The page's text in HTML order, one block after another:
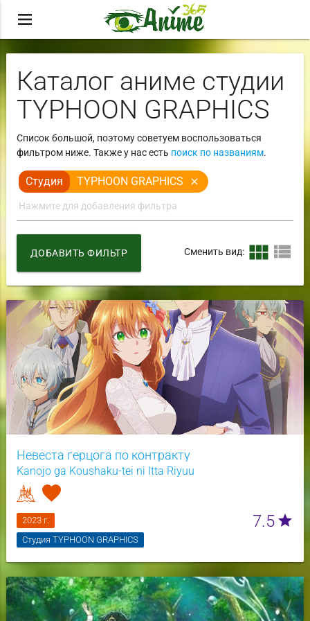
menu
Каталог аниме студии
TYPHOON GRAPHICS
Список большой, поэтому советуем воспользоваться
фильтром ниже. Также у нас есть поиск по названиям.
Студия TYPHOON GRAPHICS close
Сменить вид: view_module view_list
ДОБАВИТЬ ФИЛЬТР
Невеста герцога по контракту
Kanojo ga Koushaku-tei ni Itta Riyuu
7.5 star
2023 г.
Студия TYPHOON GRAPHICS